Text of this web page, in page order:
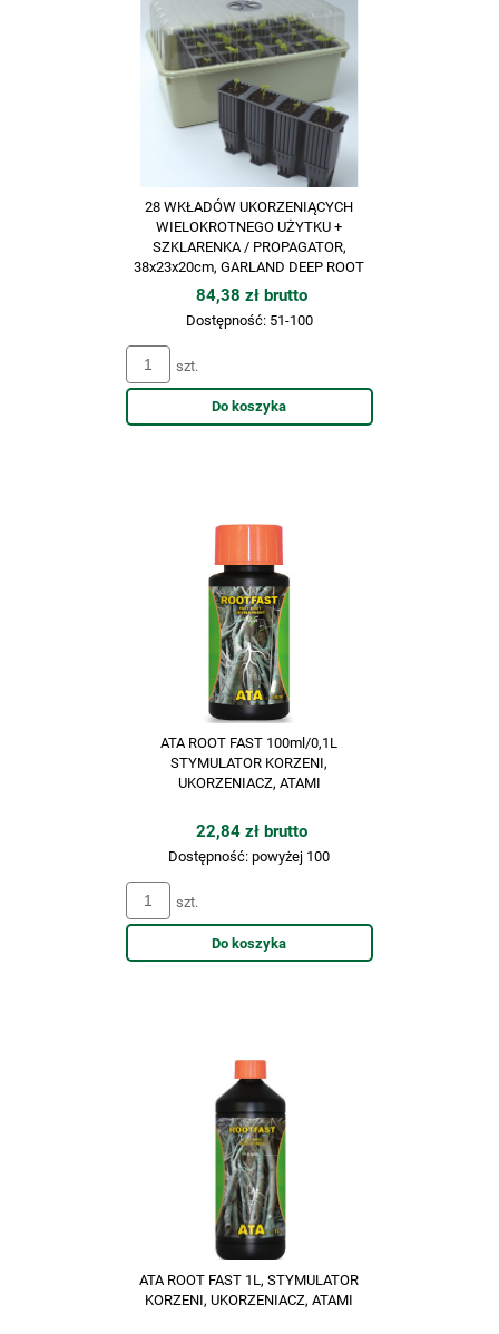
28 WKŁADÓW UKORZENIĄCYCH
WIELOKROTNEGO UŻYTKU +
SZKLARENKA / PROPAGATOR,
38x23x20cm, GARLAND DEEP ROOT
SUCCES KIT,
84,38 zł brutto
Dostępność: 51-100
szt.
Do koszyka
ATA ROOT FAST 100ml/0,1L
STYMULATOR KORZENI,
UKORZENIACZ, ATAMI
22,84 zł brutto
Dostępność: powyżej 100
szt.
Do koszyka
ATA ROOT FAST 1L, STYMULATOR
KORZENI, UKORZENIACZ, ATAMI